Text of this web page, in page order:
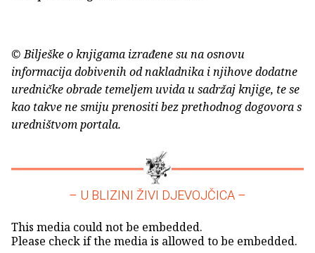
© Bilješke o knjigama izrađene su na osnovu
informacija dobivenih od nakladnika i njihove dodatne
uredničke obrade temeljem uvida u sadržaj knjige, te se
kao takve ne smiju prenositi bez prethodnog dogovora s
uredništvom portala.
– U BLIZINI ŽIVI DJEVOJČICA –
This media could not be embedded.
Please check if the media is allowed to be embedded.